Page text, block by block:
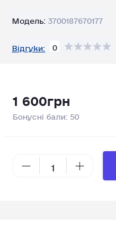
Модель: 3700187670177
Відгуки: 0
1 600грн
Бонусні бали: 50